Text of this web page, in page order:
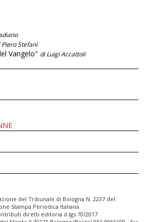
Piero Stefani
Vangelo" di Luigi Accattoli
del Tribunale di Bologna N. 2237 del
Stampa Periodica Italiana
diretti editoria d.lgs 70/2017